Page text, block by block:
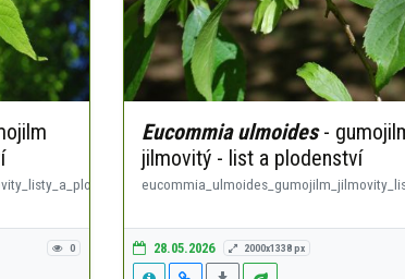
0
Eucommia ulmoides-
jilmovitý - list a plodenství
28.05.2026 2000x1338 px